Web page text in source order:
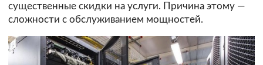
существенные скидки на услуги. Причина этому —
сложности с обслуживанием мощностей.